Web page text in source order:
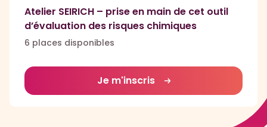
Atelier SEIRICH – prise en main de cet outil
d’évaluation des risques chimiques
6 places disponibles
Je m'inscris